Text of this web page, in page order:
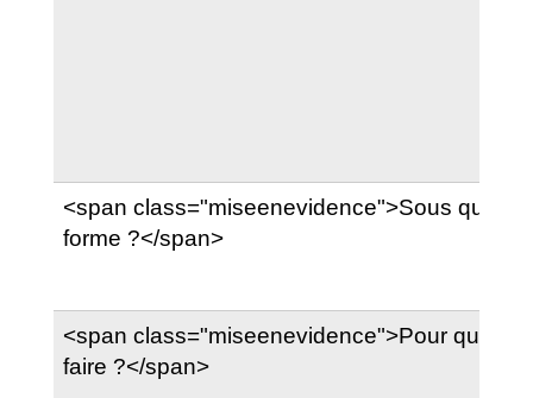
<span class="miseenevidence">Sous quelle
forme ?</span>
<span class="miseenevidence">Pour quoi
faire ?</span>